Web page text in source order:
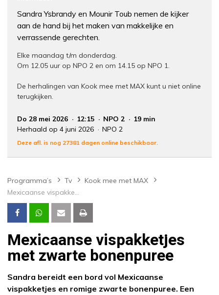
Sandra Ysbrandy en Mounir Toub nemen de kijker
aan de hand bij het maken van makkelijke en
verrassende gerechten.
Elke maandag t/m donderdag.
Om 12.05 uur op NPO 2 en om 14.15 op NPO 1.
De herhalingen van Kook mee met MAX kunt u niet online
terugkijken.
Do 28 mei 2026 12:15 NPO 2
19 min
Herhaald op 4 juni 2026
NPO 2
Deze afl. is nog 27381 dagen online beschikbaar.
Programma’s Tv
Kook mee met MAX
Mexicaanse vispakketjes met zwarte bonenpuree
Mexicaanse vispakketjes
met zwarte bonenpuree
Sandra bereidt een bord vol Mexicaanse
vispakketjes en romige zwarte bonenpuree. Een